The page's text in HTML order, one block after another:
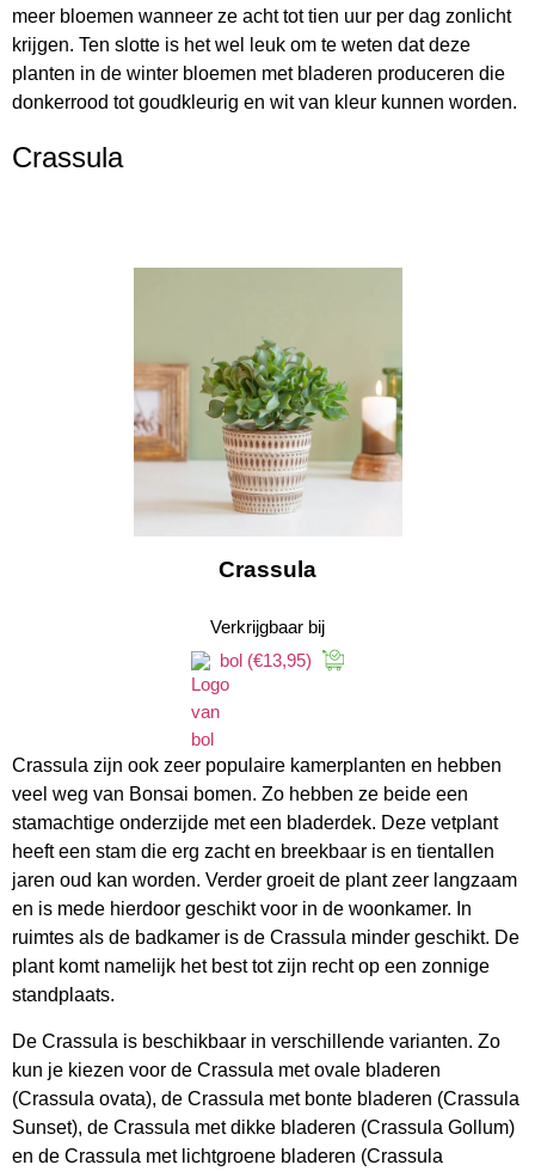
meer bloemen wanneer ze acht tot tien uur per dag zonlicht
krijgen. Ten slotte is het wel leuk om te weten dat deze
planten in de winter bloemen met bladeren produceren die
donkerrood tot goudkleurig en wit van kleur kunnen worden.
Crassula
Crassula
Verkrijgbaar bij
bol (€13,95)
Crassula zijn ook zeer populaire kamerplanten en hebben
veel weg van Bonsai bomen. Zo hebben ze beide een
stamachtige onderzijde met een bladerdek. Deze vetplant
heeft een stam die erg zacht en breekbaar is en tientallen
jaren oud kan worden. Verder groeit de plant zeer langzaam
en is mede hierdoor geschikt voor in de woonkamer. In
ruimtes als de badkamer is de Crassula minder geschikt. De
plant komt namelijk het best tot zijn recht op een zonnige
standplaats.
De Crassula is beschikbaar in verschillende varianten. Zo
kun je kiezen voor de Crassula met ovale bladeren
(Crassula ovata), de Crassula met bonte bladeren (Crassula
Sunset), de Crassula met dikke bladeren (Crassula Gollum)
en de Crassula met lichtgroene bladeren (Crassula